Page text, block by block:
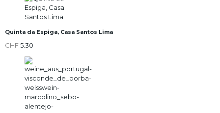
Quinta da Espiga, Casa Santos Lima
CHF5.30